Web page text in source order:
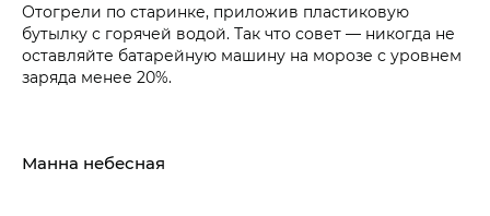
Отогрели по старинке, приложив пластиковую
бутылку с горячей водой. Так что совет — никогда не
оставляйте батарейную машину на морозе с уровнем
заряда менее 20%.
Манна небесная